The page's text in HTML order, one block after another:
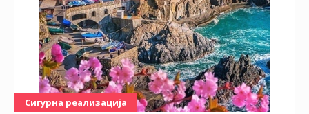
Сигурна реализација